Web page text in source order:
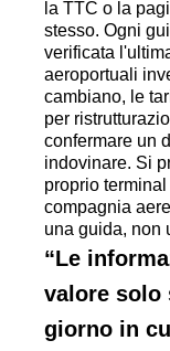
la TTC o la
stesso. Ogni
verificata
aeroportuali
cambiano, le
per
confermare un
indovinare. Si
proprio
compagnia
una guida, non
“Le
valore solo
giorno in